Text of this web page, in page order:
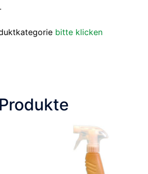
bitte klicken